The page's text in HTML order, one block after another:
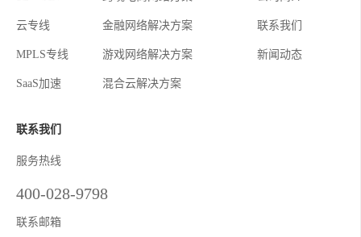
云专线
MPLS专线
SaaS加速
金融网络解决方案
游戏网络解决方案
混合云解决方案
联系我们
新闻动态
联系我们
服务热线
400-028-9798
联系邮箱